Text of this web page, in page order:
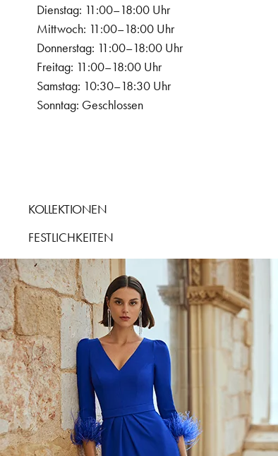
Dienstag: 11:00–18:00 Uhr
Mittwoch: 11:00–18:00 Uhr
Donnerstag: 11:00–18:00 Uhr
Freitag: 11:00–18:00 Uhr
Samstag: 10:30–18:30 Uhr
Sonntag: Geschlossen
KOLLEKTIONEN
FESTLICHKEITEN